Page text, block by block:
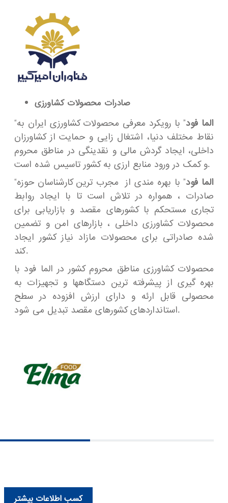
صادرات محصولات کشاورزی
“ الما فود” با رویکرد معرفی محصولات کشاورزی ایران به
نقاط مختلف دنیا، اشتغال زایی و حمایت از کشاورزان
داخلی، ایجاد گردش مالی و نقدینگی در مناطق محروم
و کمک در ورود منابع ارزی به کشور تاسیس شده است.
“
الما فود” با بهره مندی از مجرب ترین کارشناسان حوزه
صادرات ، همواره در تلاش است تا با ایجاد روابط
تجاری مستحکم با کشورهای مقصد و بازاریابی برای
محصولات کشاورزی داخلی ، بازارهای امن و تضمین
شده صادراتی برای محصولات مازاد نیاز کشور ایجاد
کند.
محصولات کشاورزی مناطق محروم کشور در الما فود با
بهره گیری از پیشرفته ترین دستگاهها و تجهیزات به
محصولی قابل ارئه و دارای ارزش افزوده در سطح
استانداردهای کشورهای مقصد تبدیل می شود.
کسب اطلاعات بیشتر